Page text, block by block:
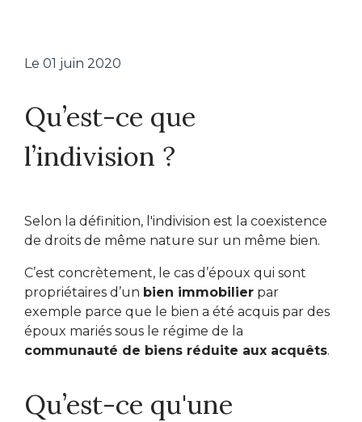
Le 01 juin 2020
Qu’est-ce que
l’indivision ?
Selon la définition, l'indivision est la coexistence
de droits de même nature sur un même bien.
C’est concrètement, le cas d’époux qui sont
propriétaires d’un bien immobilierpar
exemple parce que le bien a été acquis par des
époux mariés sous le régime de la
communauté de biens réduite aux acquêts.
Qu’est-ce qu'une